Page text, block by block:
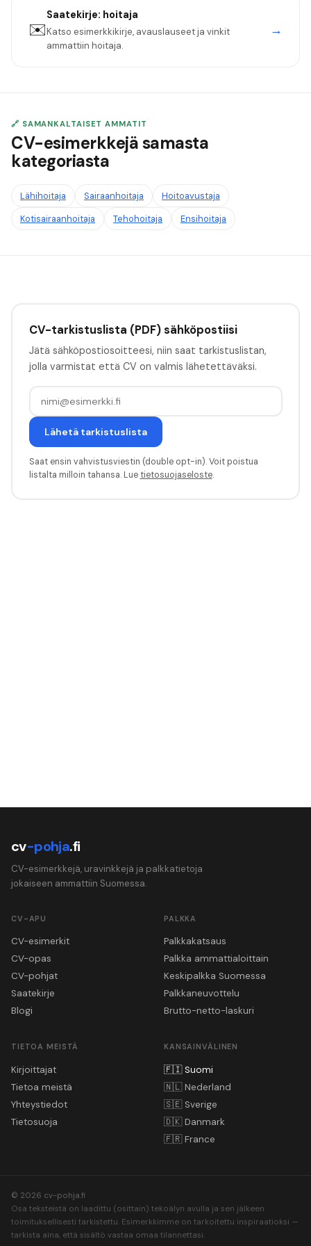
✉️
Saatekirje: hoitaja
Katso esimerkkikirje, avauslauseet ja vinkit
ammattiin hoitaja.
→
🔗 SAMANKALTAISET AMMATIT
CV-esimerkkejä samasta
kategoriasta
Lähihoitaja Sairaanhoitaja
Hoitoavustaja
Kotisairaanhoitaja
Tehohoitaja Ensihoitaja
CV-tarkistuslista (PDF) sähköpostiisi
Jätä sähköpostiosoitteesi, niin saat tarkistuslistan,
jolla varmistat että CV on valmis lähetettäväksi.
Lähetä tarkistuslista
Saat ensin vahvistusviestin (double opt-in). Voit poistua
listalta milloin tahansa. Luetietosuojaseloste.
cv-pohja.fi
CV-esimerkkejä, uravinkkejä ja palkkatietoja
jokaiseen ammattiin Suomessa.
CV-APU
CV-esimerkit
CV-opas
CV-pohjat
Saatekirje
Blogi
PALKKA
Palkkakatsaus
Palkka ammattialoittain
Keskipalkka Suomessa
Palkkaneuvottelu
Brutto-netto-laskuri
TIETOA MEISTÄ
Kirjoittajat
Tietoa meistä
Yhteystiedot
Tietosuoja
KANSAINVÄLINEN
🇫🇮 Suomi
🇳🇱 Nederland
🇸🇪 Sverige
🇩🇰 Danmark
🇫🇷 France
© 2026 cv-pohja.fi
Osa teksteistä on laadittu (osittain) tekoälyn avulla ja sen jälkeen
toimituksellisesti tarkistettu. Esimerkkimme on tarkoitettu inspiraatioksi —
tarkista aina, että sisältö vastaa omaa tilannettasi.